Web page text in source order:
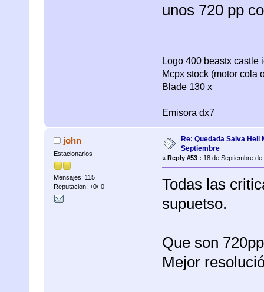
unos 720 pp
Logo 400 beastx castle
Mcpx stock (motor cola
Blade 130 x
Emisora dx7
john
Estacionarios
Mensajes: 115
Reputacion: +0/-0
Re: Quedada Salva Heli
Septiembre
« Reply #53 : 18 de Septiembre
Todas las
supuetso.
Que son
Mejor